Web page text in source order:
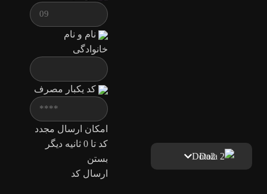
نام و نام
خانوادگی
کد یکبار مصرف
امکان ارسال مجدد
کد تا 0ثانیه دیگر
بستن
ارسال کد
Dota2